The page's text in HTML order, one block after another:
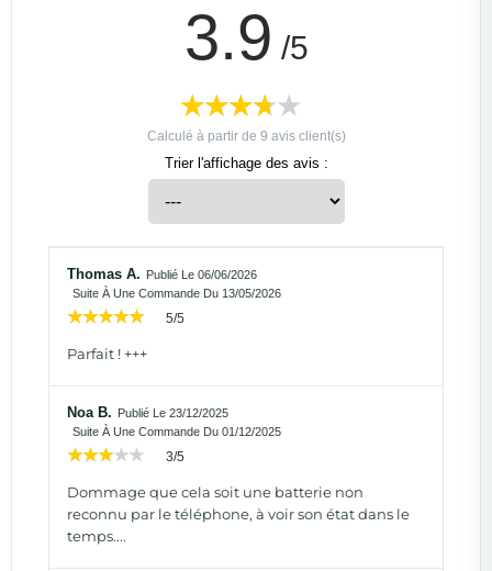
3.9 /5
Calculé à partir de 9 avis client(s)
Trier l'affichage des avis :
Thomas A. Publié Le 06/06/2026
Suite À Une Commande Du 13/05/2026
5/5
Parfait ! +++
Noa B. Publié Le 23/12/2025
Suite À Une Commande Du 01/12/2025
3/5
Dommage que cela soit une batterie non
reconnu par le téléphone, à voir son état dans le
temps....